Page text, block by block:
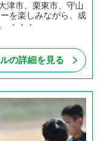
津市、栗東市、守山
を楽しみながら、成
・・・
の詳細を見る